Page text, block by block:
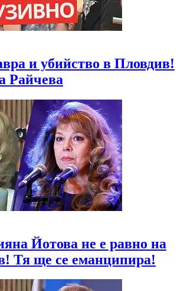
и убийство в Пловдив!
Райчева
Йотова не е равно на
Тя ще се еманципира!